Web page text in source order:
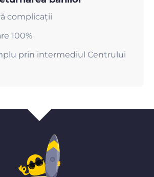
complicații
100%
prin intermediul Centrului